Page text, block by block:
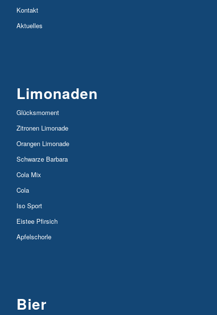
Kontakt
Aktuelles
Limonaden
Glücksmoment
Zitronen Limonade
Orangen Limonade
Schwarze Barbara
Cola Mix
Cola
Iso Sport
Eistee Pfirsich
Apfelschorle
Bier